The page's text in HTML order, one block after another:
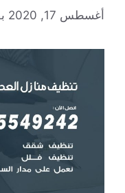
أغسطس 17, 2020